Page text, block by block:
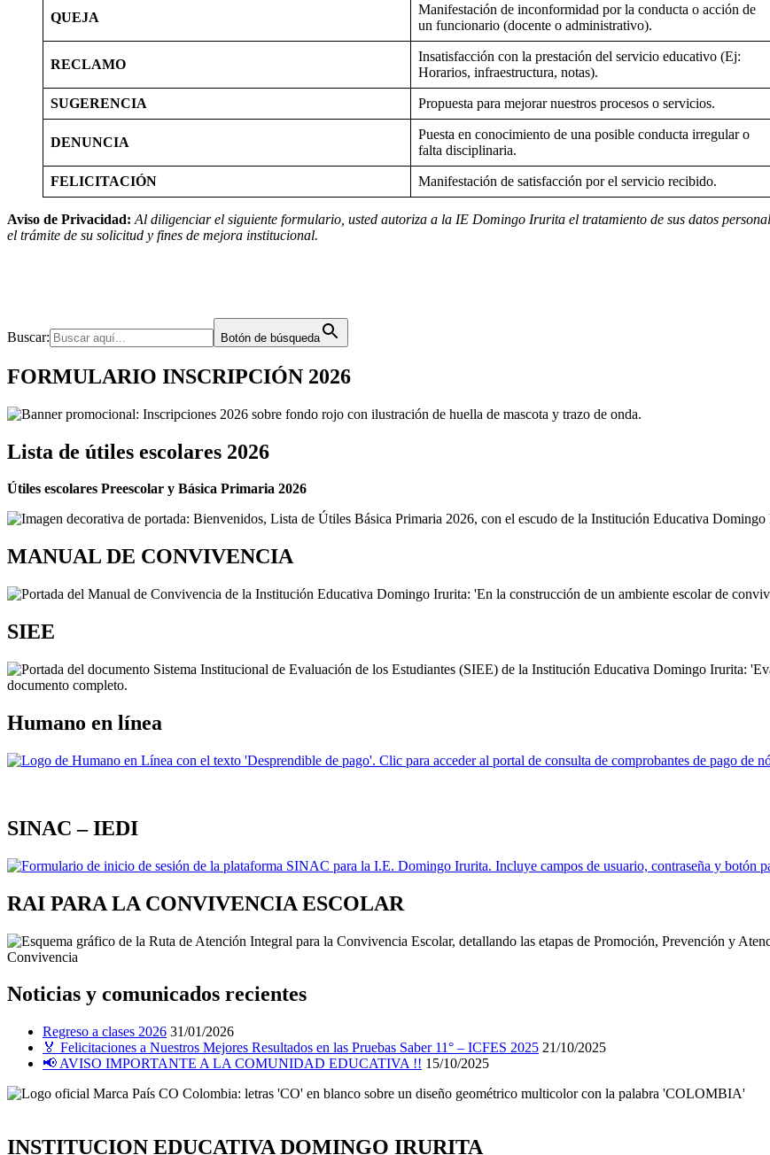
QUEJA
Manifestación de inconformidad por la conducta o acción de
un funcionario (docente o administrativo).
RECLAMO
Insatisfacción con la prestación del servicio educativo (Ej:
Horarios, infraestructura, notas).
SUGERENCIA Propuesta para mejorar nuestros procesos o servicios.
DENUNCIA
Puesta en conocimiento de una posible conducta irregular o
falta disciplinaria.
FELICITACIÓN Manifestación de satisfacción por el servicio recibido.
Aviso de Privacidad: Al diligenciar el siguiente formulario, usted autoriza a la IE Domingo Irurita el tratamiento de sus datos
el trámite de su solicitud y fines de mejora institucional.
Buscar: Botón de búsqueda
FORMULARIO INSCRIPCIÓN 2026
Lista de útiles escolares 2026
Útiles escolares Preescolar y Básica Primaria 2026
MANUAL DE CONVIVENCIA
SIEE
Humano en línea
SINAC – IEDI
RAI PARA LA CONVIVENCIA ESCOLAR
Noticias y comunicados recientes
Regreso a clases 2026 31/01/2026
🏅 Felicitaciones a Nuestros Mejores Resultados en las Pruebas Saber 11° – ICFES 2025 21/10/2025
📢 AVISO IMPORTANTE A LA COMUNIDAD EDUCATIVA !! 15/10/2025
INSTITUCION EDUCATIVA DOMINGO IRURITA